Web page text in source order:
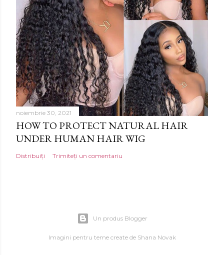
noiembrie 30, 2021
HOW TO PROTECT NATURAL HAIR
UNDER HUMAN HAIR WIG
Distribuiți Trimiteți un comentariu
Un produs Blogger
Imagini pentru teme create de Shana Novak